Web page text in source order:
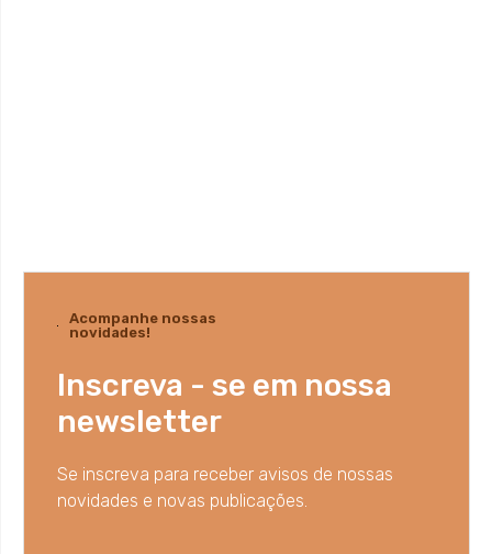
Acompanhe nossas
novidades!
Inscreva - se em nossa
newsletter
Se inscreva para receber avisos de nossas
novidades e novas publicações.